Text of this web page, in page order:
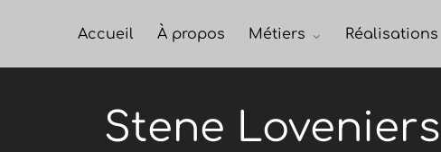
Accueil À propos Métiers Réalisations
Stene Loveniers